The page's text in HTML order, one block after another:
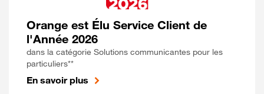
Orange est Élu Service Client de
l'Année 2026
dans la catégorie Solutions communicantes pour les
particuliers**
En savoir plus